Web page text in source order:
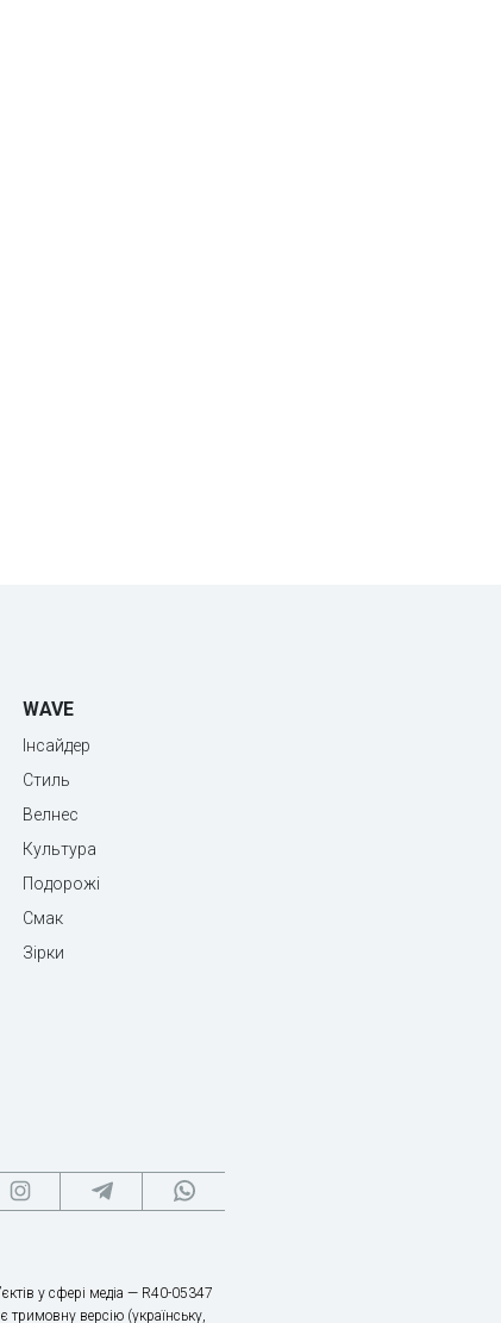
WAVE
Інсайдер
Стиль
Велнес
Культура
Подорожі
Смак
Зірки
у сфері медіа — R40-05347
тримовну версію (українську,